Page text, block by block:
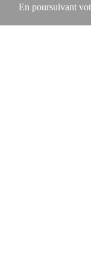
En poursuivant